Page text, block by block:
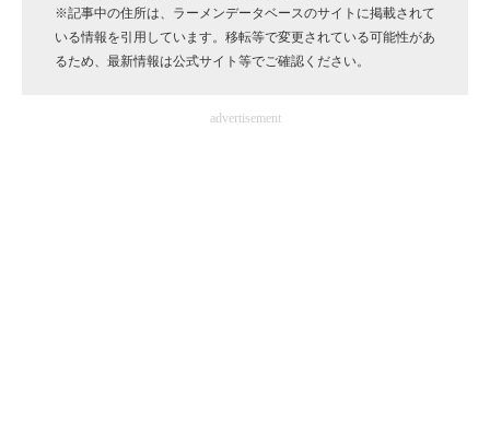
経営リーダーのコミュニティ
マーケ×ITの今がよく分かる
※記事中の住所は、ラーメンデータベースのサイトに掲載されて
いる情報を引用しています。移転等で変更されている可能性があ
るため、最新情報は公式サイト等でご確認ください。
advertisement